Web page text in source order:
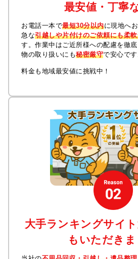
最安値・丁寧
お電話一本で最短30分以内に現地へお
急な引越しや片付けのご依頼にも柔
す。作業中はご近所様への配慮を徹
物の取り扱いにも秘密厳守で安心です
料金も地域最安値に挑戦中！
大手ランキングサイ
もいただきま